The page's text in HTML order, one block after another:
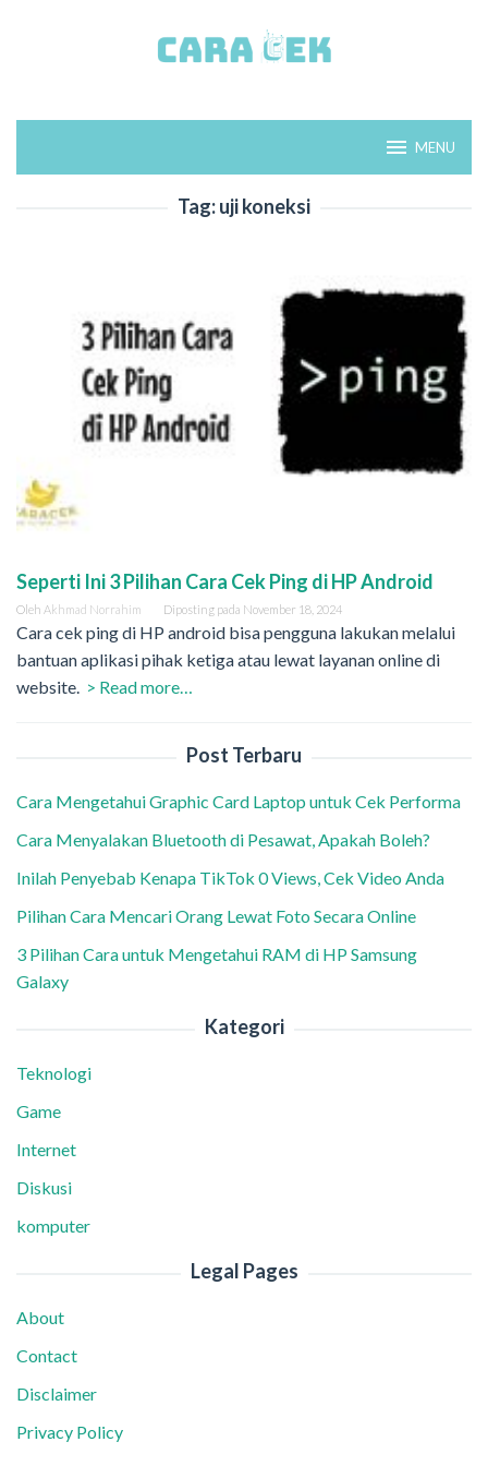
MENU
Tag:uji koneksi
Seperti Ini 3 Pilihan Cara Cek Ping di HP Android
Oleh Akhmad Norrahim Diposting pada November 18, 2024
Cara cek ping di HP android bisa pengguna lakukan melalui
bantuan aplikasi pihak ketiga atau lewat layanan online di
website. > Read more…
Post Terbaru
Cara Mengetahui Graphic Card Laptop untuk Cek Performa
Cara Menyalakan Bluetooth di Pesawat, Apakah Boleh?
Inilah Penyebab Kenapa TikTok 0 Views, Cek Video Anda
Pilihan Cara Mencari Orang Lewat Foto Secara Online
3 Pilihan Cara untuk Mengetahui RAM di HP Samsung
Galaxy
Kategori
Teknologi
Game
Internet
Diskusi
komputer
Legal Pages
About
Contact
Disclaimer
Privacy Policy